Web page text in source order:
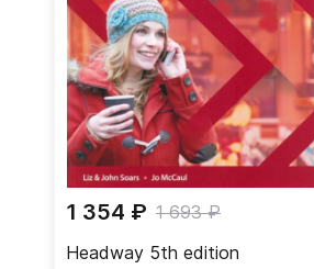
1 354 ₽ 1 693 ₽
Headway 5th edition